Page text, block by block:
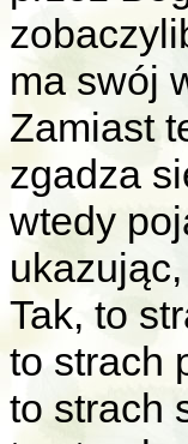
ma swój
Zamiast
zgadza
wtedy
Tak, to
to strach
to strach